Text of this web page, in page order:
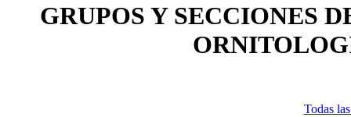
GRUPOS Y SECCIONES
Todas